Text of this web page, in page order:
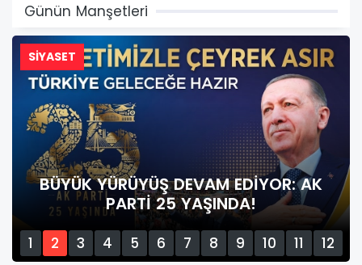
Günün Manşetleri
SİYASET
BÜYÜK YÜRÜYÜŞ DEVAM EDİYOR: AK
PARTİ 25 YAŞINDA!
1 2 3 4 5 6 7 8 9 10 11
12